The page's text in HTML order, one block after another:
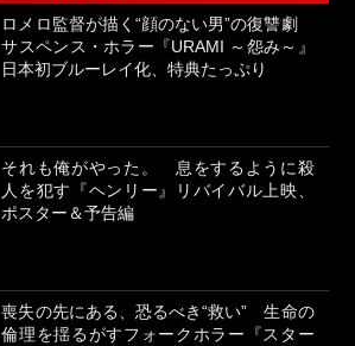
ロメロ監督が描く“顔のない男”の復讐劇
サスペンス・ホラー『URAMI ～怨み～』
日本初ブルーレイ化、特典たっぷり
それも俺がやった。 息をするように殺
人を犯す『ヘンリー』リバイバル上映、
ポスター＆予告編
喪失の先にある、恐るべき“救い” 生命の
倫理を揺るがすフォークホラー『スター